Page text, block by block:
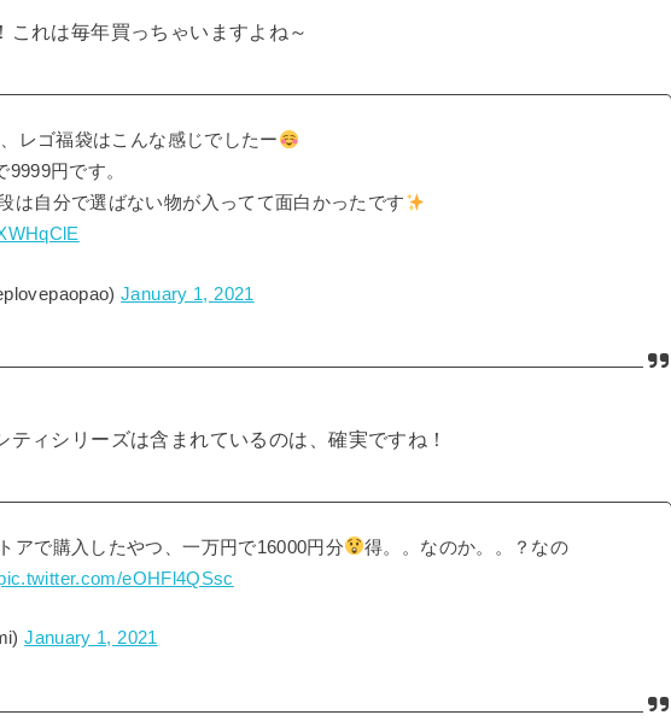
これは毎年買っちゃいますよね～
レゴ福袋はこんな感じでしたー
円です。
は自分で選ばない物が入ってて面白かったです
January 1, 2021
ティシリーズは含まれているのは、確実ですね！
アで購入したやつ、一万円で16000円分
得。。なのか。。？なの
eOHFl4QSsc
January 1, 2021